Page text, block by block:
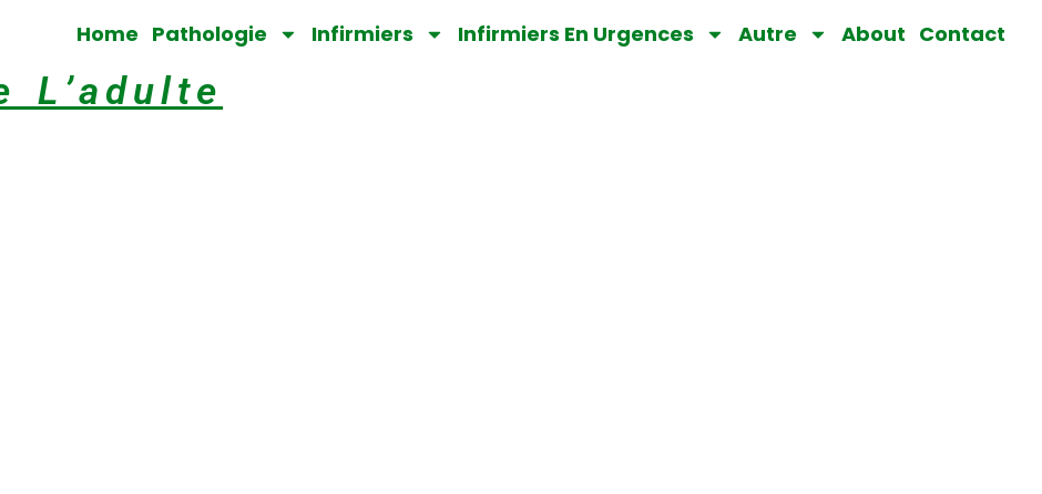
Home Pathologie Infirmiers Infirmiers En Urgences Autre About Contact
L’adulte